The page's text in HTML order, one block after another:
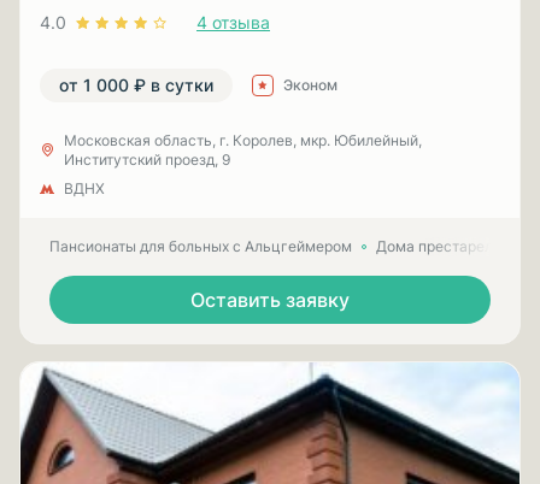
4.0 4 отзыва
от 1 000 ₽ в сутки Эконом
Московская область, г. Королев, мкр. Юбилейный,
Институтский проезд, 9
ВДНХ
Пансионаты для больных с Альцгеймером Дома престарелых
Оставить заявку